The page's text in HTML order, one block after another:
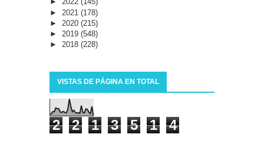
► 2021 (178)
► 2020 (215)
► 2019 (548)
► 2018 (228)
VISTAS DE PÁGINA EN TOTAL
2 2 1 3 5 1 4